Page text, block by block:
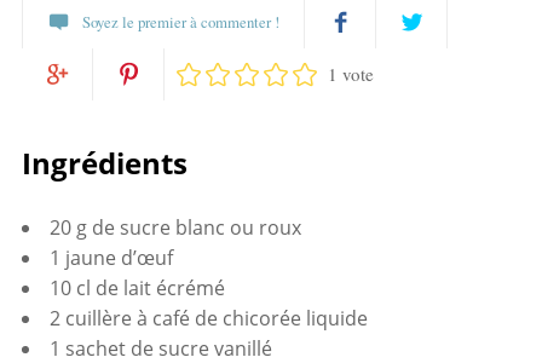
Soyez le premier à commenter !
Partagez
sur
Google+
it
1 vote
Ingrédients
20 g de sucre blanc ou roux
1 jaune d’œuf
10 cl de lait écrémé
2 cuillère à café de chicorée liquide
1 sachet de sucre vanillé